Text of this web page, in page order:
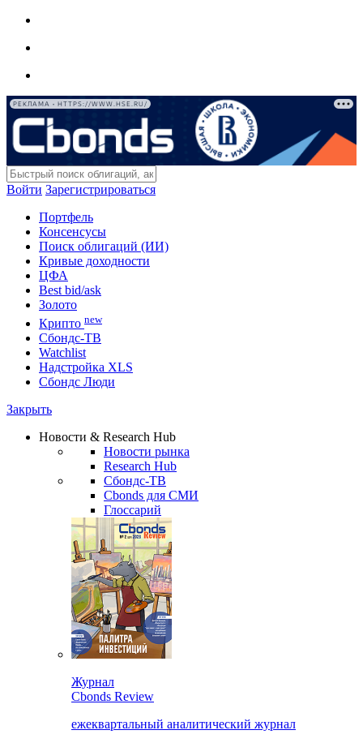
РЕКЛАМА • HTTPS://WWW.HSE.RU/
Войти Зарегистрироваться
Портфель
Консенсусы
Поиск облигаций (ИИ)
Кривые доходности
ЦФА
Best bid/ask
Золото
Крипто new
Сбондс-ТВ
Watchlist
Надстройка XLS
Сбондс Люди
Закрыть
Новости & Research Hub
Новости рынка
Research Hub
Сбондс-ТВ
Cbonds для СМИ
Глоссарий
Журнал
Cbonds Review
ежеквартальный аналитический журнал